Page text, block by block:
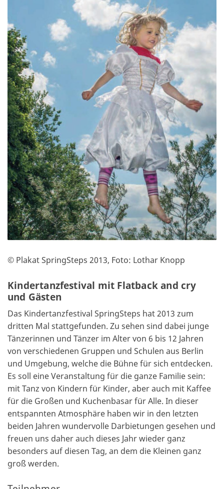
Partner/Freunde
Kontakt
© Plakat SpringSteps 2013, Foto: Lothar Knopp
Kindertanzfestival mit Flatback and cry
und Gästen
Das Kindertanzfestival SpringSteps hat 2013 zum
dritten Mal stattgefunden. Zu sehen sind dabei junge
Tänzerinnen und Tänzer im Alter von 6 bis 12 Jahren
von verschiedenen Gruppen und Schulen aus Berlin
und Umgebung, welche die Bühne für sich entdecken.
Es soll eine Veranstaltung für die ganze Familie sein:
mit Tanz von Kindern für Kinder, aber auch mit Kaffee
für die Großen und Kuchenbasar für Alle. In dieser
entspannten Atmosphäre haben wir in den letzten
beiden Jahren wundervolle Darbietungen gesehen und
freuen uns daher auch dieses Jahr wieder ganz
besonders auf diesen Tag, an dem die Kleinen ganz
groß werden.